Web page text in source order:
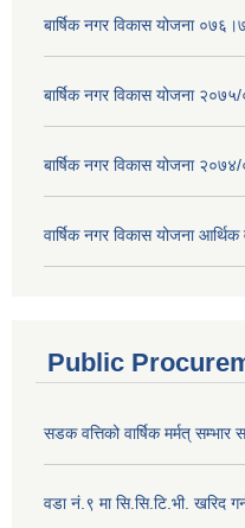
बार्षिक नगर विकास योजना
बार्षिक नगर विकास योजना
बार्षिक नगर विकास योजना
वार्षिक नगर विकास योजना
Public
सडक वत्तिको वार्षिक मर्मत् सम्भार
वडा नं.९ मा सि.सि.टि.भी. खरिद